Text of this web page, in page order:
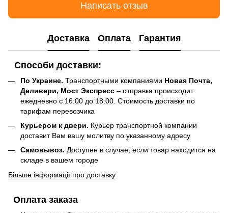
Написать отзыв
Доставка Оплата Гарантия
Способи доставки:
По Украине. Транспортными компаниями Новая Почта,
Деливери, Мост Экспресс – отправка происходит
ежедневно с 16:00 до 18:00. Стоимость доставки по
тарифам перевозчика
Курьером к двери. Курьер транспортной компании
доставит Вам вашу молитву по указанному адресу
Самовывоз. Доступен в случае, если товар находится на
складе в вашем городе
Більше інформації про доставку
Оплата заказа